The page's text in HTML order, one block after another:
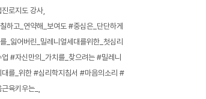
진로지도 강사
하고_연약해_보여도 #중심은_단단하게
_잃어버린_밀레니얼세대를위한_첫심리
업 #자신만의_가치를_찾으려는 #밀레니
대를_위한 #심리학지침서 #마음의소리 #
육키우는_